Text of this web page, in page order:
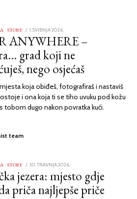
/ STORY
POSTED
ON
1. SVIBNJA 2026.
TRAVNJA
2026.
ANYWHERE –
grad koji ne
nego osjećaš
koja obiđeš, fotografiraš i nastaviš
i ona koja ti se tiho uvuku pod kožu
tobom dugo nakon povratka kući.
team
/ STORY
POSTED
30. TRAVNJA 2026.
jezera: mjesto gdje
priča najljepše priče